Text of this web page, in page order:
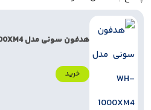
هدفون سونی مدل WH-1000XM4
خرید